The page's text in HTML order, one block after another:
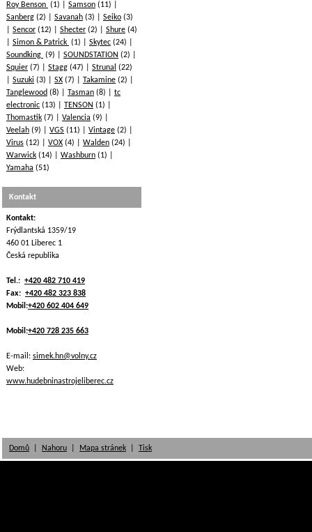
Roy Benson (1) Samson (11)
Sanberg (2) Savanah (3) Seiko (3)
Sencor (12) Shecter (2) Shure (4)
Simon & Patrick (1) Skytec (24)
Soundking (9) SOUNDSTATION (2)
Squier (7) Stagg (47) Strunal (22)
Suzuki (3) SX (7) Takamine (2)
Tanglewood (8) Tasman (8)
tc
electronic (13) TENSON (1)
Thomastik (7) Valencia (9)
Veelah (9) VGS (11) Vintage (2)
Virus (12) VOX (4) Walden (24)
Warwick (14) Washburn (1)
Yamaha (51)
Kontakt
Kontakt:
Frýdlantská 1359/19
460 01 Liberec 1
Česká republika
Tel.: +420 482 710 419
Fax: +420 482 323 838
Mobil:+420 602 404 649
Mobil:+420 728 235 663
E-mail: simek.hn@volny.cz
Web:
www.hudebninastrojeliberec.cz
Domů Nahoru Mapa stránek Tisk